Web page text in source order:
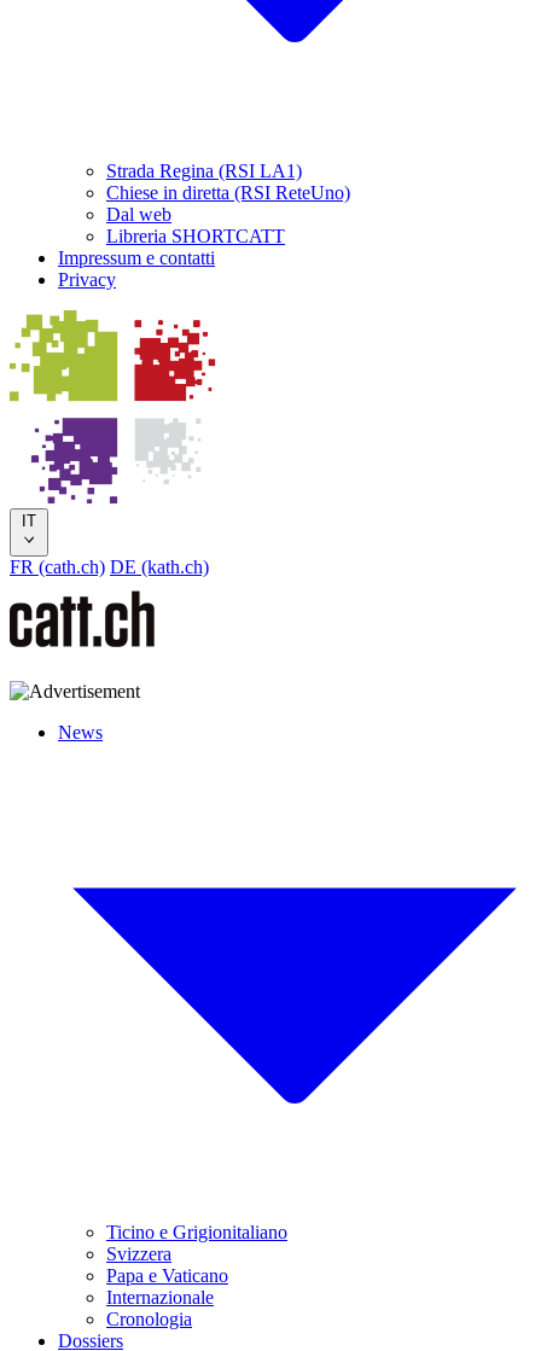
Strada Regina (RSI LA1)
Chiese in diretta (RSI ReteUno)
Dal web
Libreria SHORTCATT
Impressum e contatti
Privacy
IT
FR (cath.ch) DE (kath.ch)
News
Ticino e Grigionitaliano
Svizzera
Papa e Vaticano
Internazionale
Cronologia
Dossiers